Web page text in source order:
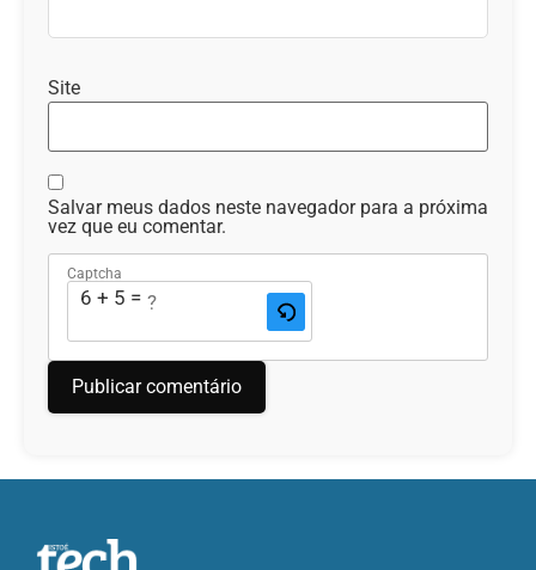
Site
Salvar meus dados neste navegador para a próxima
vez que eu comentar.
Captcha
6 + 5 = ?